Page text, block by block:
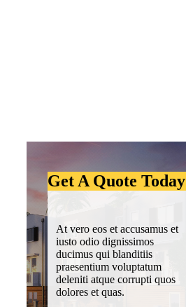
Get A Quote Today
At vero eos et accusamus et
iusto odio dignissimos
ducimus qui blanditiis
praesentium voluptatum
deleniti atque corrupti quos
dolores et quas.